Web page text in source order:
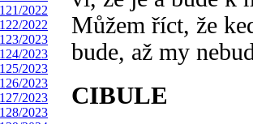
Můžem říct, že
bude, až my
CIBULE